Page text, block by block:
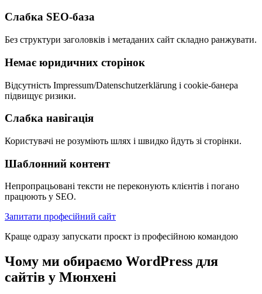
Слабка SEO-база
Без структури заголовків і метаданих сайт складно ранжувати.
Немає юридичних сторінок
Відсутність Impressum/Datenschutzerklärung і cookie-банера
підвищує ризики.
Слабка навігація
Користувачі не розуміють шлях і швидко йдуть зі сторінки.
Шаблонний контент
Непропрацьовані тексти не переконують клієнтів і погано
працюють у SEO.
Запитати професійний сайт
Краще одразу запускати проєкт із професійною командою
Чому ми обираємо WordPress для
сайтів у Мюнхені